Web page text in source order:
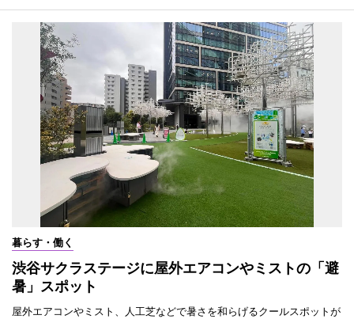
暮らす・働く
渋谷サクラステージに屋外エアコンやミストの「避
暑」スポット
屋外エアコンやミスト、人工芝などで暑さを和らげるクールスポットが